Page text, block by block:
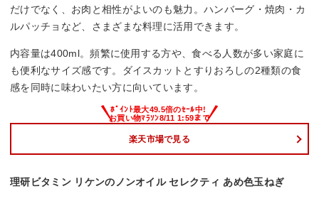
だけでなく、お肉と相性がよいのも魅力。ハンバーグ・焼肉・カ
ルパッチョなど、さまざまな料理に活用できます。
内容量は400ml。頻繁に使用する方や、食べる人数が多い家庭に
も便利なサイズ感です。ダイスカットとすりおろしの2種類の食
感を同時に味わいたい方に向いています。
楽天市場で見る
理研ビタミン リケンのノンオイル セレクティ あめ色玉ねぎ